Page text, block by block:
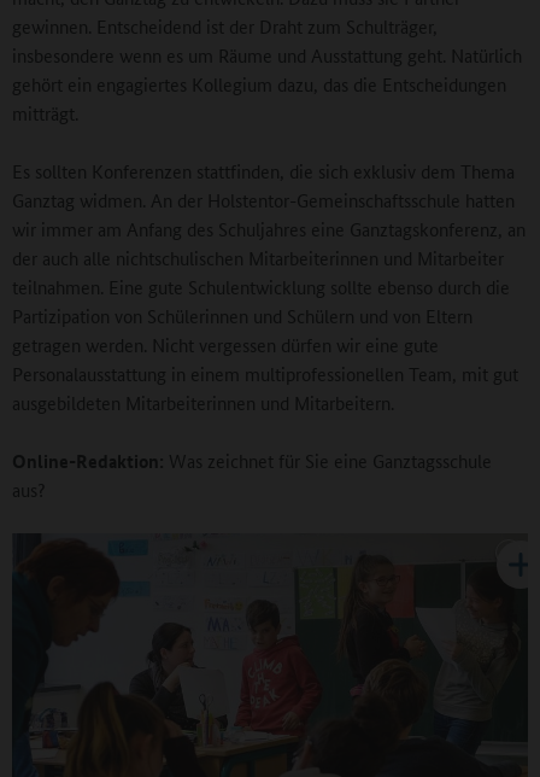
gewinnen. Entscheidend ist der Draht zum Schulträger,
insbesondere wenn es um Räume und Ausstattung geht. Natürlich
gehört ein engagiertes Kollegium dazu, das die Entscheidungen
mitträgt.
Es sollten Konferenzen stattfinden, die sich exklusiv dem Thema
Ganztag widmen. An der Holstentor-Gemeinschaftsschule hatten
wir immer am Anfang des Schuljahres eine Ganztagskonferenz, an
der auch alle nichtschulischen Mitarbeiterinnen und Mitarbeiter
teilnahmen. Eine gute Schulentwicklung sollte ebenso durch die
Partizipation von Schülerinnen und Schülern und von Eltern
getragen werden. Nicht vergessen dürfen wir eine gute
Personalausstattung in einem multiprofessionellen Team, mit gut
ausgebildeten Mitarbeiterinnen und Mitarbeitern.
Online-Redaktion: Was zeichnet für Sie eine Ganztagsschule
aus?